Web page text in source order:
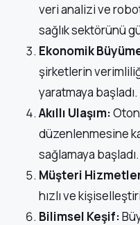
veri analizi ve
sağlık sektörünü
Ekonomik
şirketlerin
yaratmaya başladı.
Akıllı Ulaşım:
düzenlenmesine
sağlamaya başladı.
Müşteri
hızlı ve
Bilimsel Keşif: